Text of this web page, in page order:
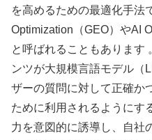
を高めるための最適化手法
Optimization（GEO）やAI
と呼ばれることもあります
ンツが大規模言語モデル（
ザーの質問に対して正確か
ために利用されるようにす
力を意図的に誘導し、自社